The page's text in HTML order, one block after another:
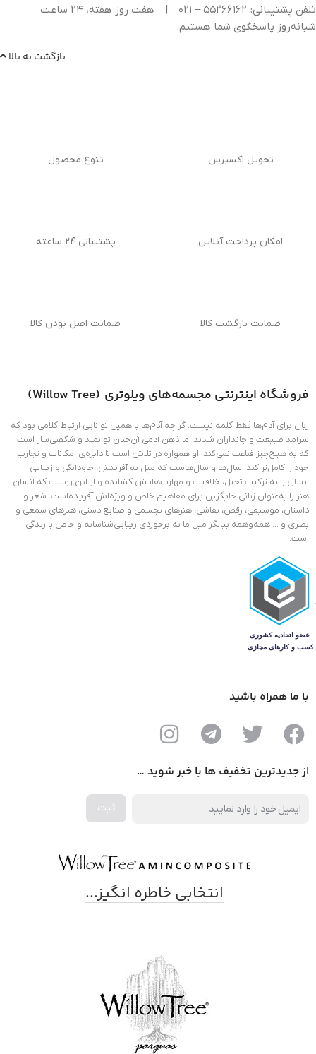
تلفن پشتیبانی: ۵۵۲۶۶۱۶۲ – ۰۲۱ |
هفت روز هفته، ۲۴ ساعت
شبانه‌روز پاسخگوی شما هستیم.
بازگشت به بالا
تحویل اکسپرس تنوع محصول
امکان پرداخت آنلاین پشتیبانی ۲۴ ساعته
ضمانت بازگشت کالا ضمانت اصل بودن کالا
فروشگاه اینترنتی مجسمه‌های ویلوتری (Willow Tree
)
زبان برای آدم‌ها فقط کلمه نیست. گر چه آدم‌ها با همین توانایی ارتباط کلامی بود که
سرآمد طبیعت و جانداران شدند اما ذهن آدمی آن‌چنان توانمند و شگفتی‌ساز است
که به هیچ‌چیز قناعت نمی‌کند. او همواره در تلاش است تا دایره‌ی امکانات و تجارب
خود را کامل‌تر کند. سال‌ها و سال‌هاست که میل به آفرینش، جاودانگی و زیبایی
انسان را به ترکیب تخیل، خلاقیت و مهارت‌هایش کشانده و از این روست که انسان
هنر را به‌عنوان زبانی جایگزین برای مفاهیم خاص و ویژ‌ه‌اش آفریده‌است. شعر و
داستان، موسیقی، رقص، نقاشی، هنرهای تجسمی و صنایع دستی، هنرهای سمعی و
بصری و … همه‌وهمه بیانگر میل ما به برخوردی زیبایی‌شناسانه و خاص با زندگی
است.
با ما همراه باشید
از جدیدترین تخفیف ها با خبر شوید …
انتخابی خاطره انگیز...